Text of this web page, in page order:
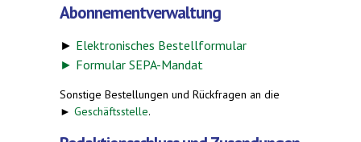
Abonnementverwaltung
► Elektronisches Bestellformular
► Formular SEPA-Mandat
Sonstige Bestellungen und Rückfragen an die
► Geschäftsstelle.